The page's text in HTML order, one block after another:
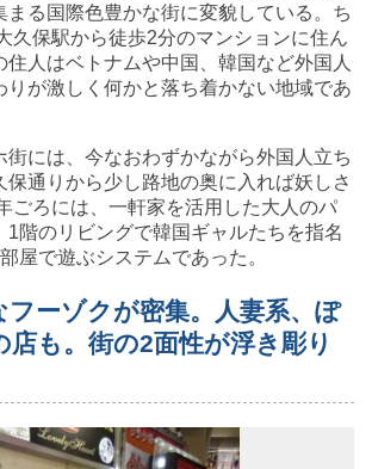
まる国際色豊かな街に変貌している。ち
久保駅から徒歩2分のマンションに住ん
住人はベトナムや中国、韓国など外国人
りが激しく何かと落ち着かない地域であ
には、今なおわずかながら外国人立ち
保通りから少し路地の奥に入れば妖しさ
ごろには、一軒家を活用した大人のパ
1階のリビングで韓国ギャルたちを指名
屋で遊ぶシステムであった。
フーゾクが密集。人妻系、ぽ
店も。街の2面性が浮き彫り